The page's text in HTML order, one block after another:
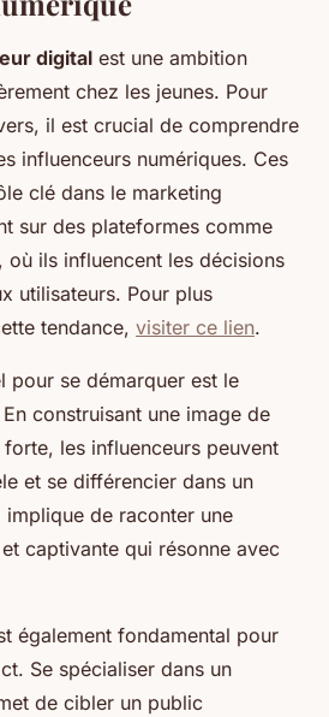
digital est une ambition
chez les jeunes. Pour
il est crucial de comprendre
influenceurs numériques. Ces
clé dans le marketing
sur des plateformes comme
où ils influencent les décisions
utilisateurs. Pour plus
tendance, visiter ce lien.
pour se démarquer est le
En construisant une image de
les influenceurs peuvent
et se différencier dans un
implique de raconter une
captivante qui résonne avec
également fondamental pour
Se spécialiser dans un
de cibler un public